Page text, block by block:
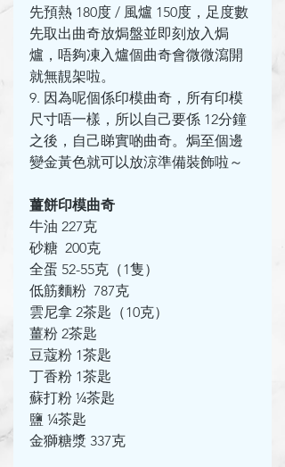
先預熱 180度 / 風爐 150度，足度數
先取出曲奇放焗盤並即刻放入焗
爐，唔夠凍入爐個曲奇會微微瀉開
就無靚架啦。
9. 因為呢個係印模曲奇，所有印模
尺寸唔一樣，所以自己要係 12分鐘
之後，自己睇實啲曲奇。焗至個邊
變金黃色就可以放涼準備裝飾啦～
薑餅印模曲奇
牛油 227克
砂糖  200克
全蛋 52-55克（1隻）
低筋麵粉  787克
雲尼拿 2茶匙（10克）
薑粉 2茶匙
豆蔻粉 1茶匙
丁香粉 1茶匙
蘇打粉 ¼茶匙
鹽 ¼茶匙
金獅糖漿 337克